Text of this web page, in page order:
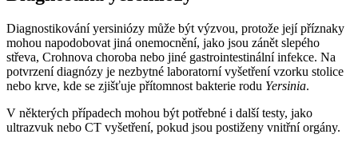
Diagnostikování yersiniózy může být výzvou, protože její příznaky
mohou napodobovat jiná onemocnění, jako jsou zánět slepého
střeva, Crohnova choroba nebo jiné gastrointestinální infekce. Na
potvrzení diagnózy je nezbytné laboratorní vyšetření vzorku stolice
nebo krve, kde se zjišťuje přítomnost bakterie rodu Yersinia.
V některých případech mohou být potřebné i další testy, jako
ultrazvuk nebo CT vyšetření, pokud jsou postiženy vnitřní orgány.